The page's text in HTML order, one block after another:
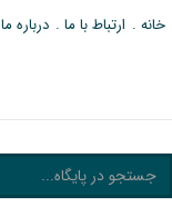
خانه ارتباط با ما درباره ما